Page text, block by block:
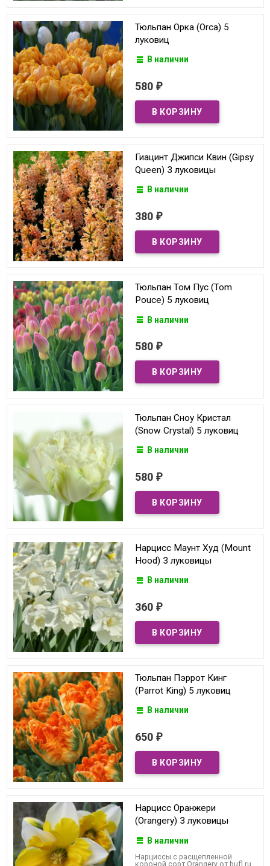
Тюльпан Орка (Orca) 5
луковиц
В наличии
580 ₽
Гиацинт Джипси Квин (Gipsy
Queen) 3 луковицы
В наличии
380 ₽
Тюльпан Том Пус (Tom
Pouce) 5 луковиц
В наличии
580 ₽
Тюльпан Сноу Кристал
(Snow Crystal) 5 луковиц
В наличии
580 ₽
Нарцисс Маунт Худ (Mount
Hood) 3 луковицы
В наличии
360 ₽
Тюльпан Пэррот Кинг
(Parrot King) 5 луковиц
В наличии
650 ₽
Нарцисс Оранжери
(Orangery) 3 луковицы
В наличии
Нарциссы с расщепленной
короной сорт Orangery от bufl.ru